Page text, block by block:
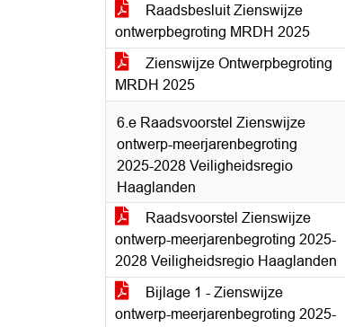
Raadsbesluit Zienswijze
ontwerpbegroting MRDH 2025
Zienswijze Ontwerpbegroting
MRDH 2025
6.e Raadsvoorstel Zienswijze
ontwerp-meerjarenbegroting
2025-2028 Veiligheidsregio
Haaglanden
Raadsvoorstel Zienswijze
ontwerp-meerjarenbegroting 2025-
2028 Veiligheidsregio Haaglanden
Bijlage 1 - Zienswijze
ontwerp-meerjarenbegroting 2025-